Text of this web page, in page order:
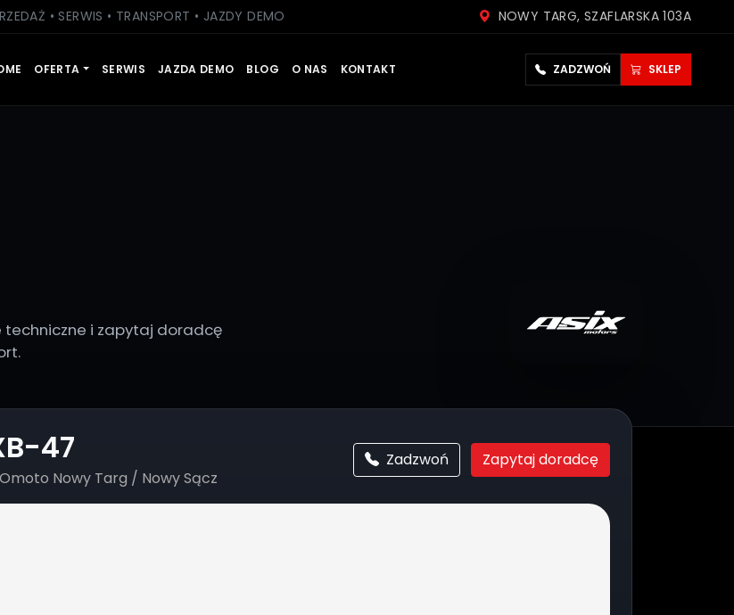
• SERWIS • TRANSPORT • JAZDY DEMO NOWY TARG, SZAFLARSKA 103A
OFERTA SERWIS JAZDA DEMO BLOG O NAS KONTAKT ZADZWOŃ SKLEP
techniczne i zapytaj doradcę
47
Nowy Targ / Nowy Sącz
Zadzwoń Zapytaj doradcę